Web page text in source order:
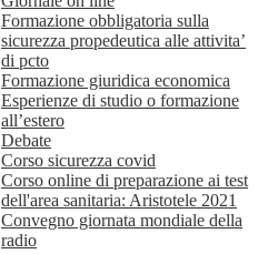
Formazione obbligatoria sulla
sicurezza propedeutica alle attivita’
di pcto
Formazione giuridica economica
Esperienze di studio o formazione
all’estero
Debate
Corso sicurezza covid
Corso online di preparazione ai test
dell'area sanitaria: Aristotele 2021
Convegno giornata mondiale della
radio